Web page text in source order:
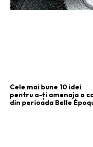
Cele mai bune 10 idei
pentru a-ți amenaja o
din perioada Belle